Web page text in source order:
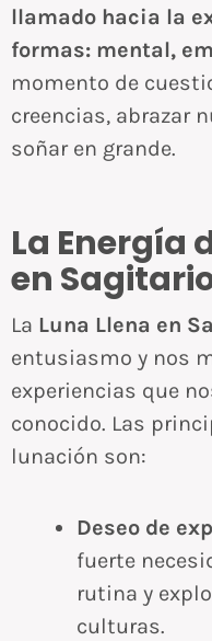
llamado hacia la
formas: mental,
momento de
creencias, abrazar
soñar en grande.
La Energía
en
La Luna Llena en
entusiasmo y nos
experiencias que
conocido. Las
lunación son:
Deseo de
fuerte
rutina y
culturas.